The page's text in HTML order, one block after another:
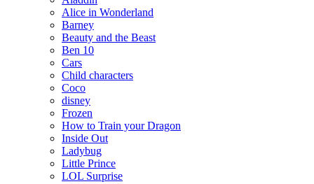
Alice in Wonderland
Barney
Beauty and the Beast
Ben 10
Cars
Child characters
Coco
disney
Frozen
How to Train your Dragon
Inside Out
Ladybug
Little Prince
LOL Surprise